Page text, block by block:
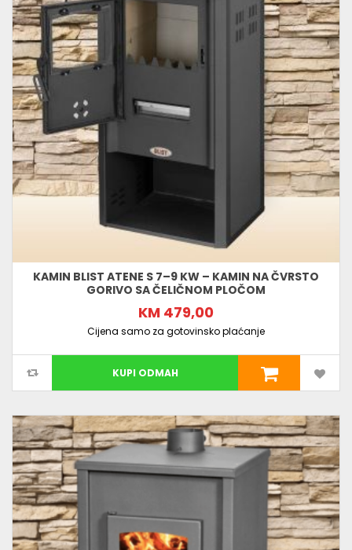
KAMIN BLIST ATENE S 7–9 KW – KAMIN NA ČVRSTO
GORIVO SA ČELIČNOM PLOČOM
KM 479,00
Cijena samo za gotovinsko plaćanje
KUPI ODMAH